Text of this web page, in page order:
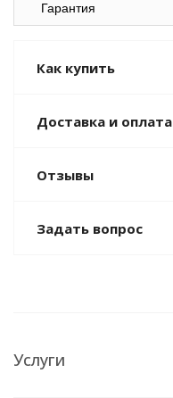
Гарантия
Как купить
Доставка и оплата
Отзывы
Задать вопрос
Услуги